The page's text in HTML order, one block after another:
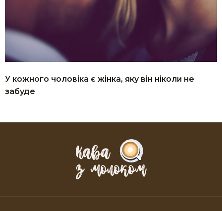
У кожного чоловіка є жінка, яку він ніколи не
забуде